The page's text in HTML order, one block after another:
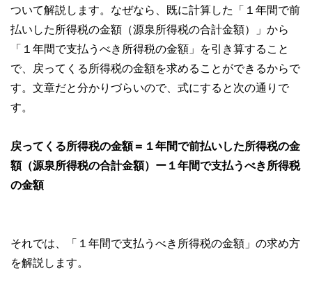
ついて解説します。なぜなら、既に計算した「１年間で前
払いした所得税の金額（源泉所得税の合計金額）」から
「１年間で支払うべき所得税の金額」を引き算すること
で、戻ってくる所得税の金額を求めることができるからで
す。文章だと分かりづらいので、式にすると次の通りで
す。
戻ってくる所得税の金額＝１年間で前払いした所得税の金
額（源泉所得税の合計金額）ー１年間で支払うべき所得税
の金額
それでは、「１年間で支払うべき所得税の金額」の求め方
を解説します。